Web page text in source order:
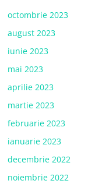
octombrie 2023
august 2023
iunie 2023
mai 2023
aprilie 2023
martie 2023
februarie 2023
ianuarie 2023
decembrie 2022
noiembrie 2022